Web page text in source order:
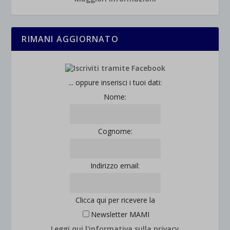
RIMANI AGGIORNATO
... oppure inserisci i tuoi dati:
Nome:
Cognome:
Indirizzo email:
Clicca qui per ricevere la
Newsletter MAMI